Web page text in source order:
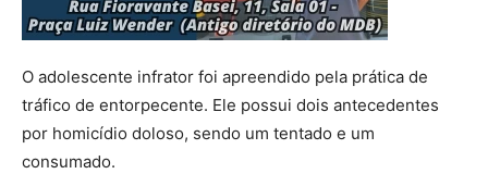
O adolescente infrator foi apreendido pela prática de
tráfico de entorpecente. Ele possui dois antecedentes
por homicídio doloso, sendo um tentado e um
consumado.